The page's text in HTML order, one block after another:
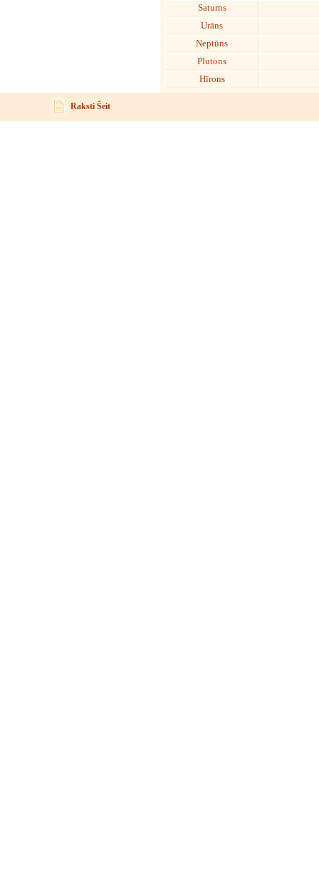
Saturns
Urāns
Neptūns
Plutons
Hīrons
Raksti Šeit